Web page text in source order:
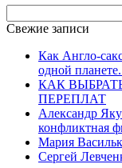
Свежие записи
Как Англо-
одной
КАК
ПЕРЕПЛАТ
Александр
конфликтная
Мария
Сергей